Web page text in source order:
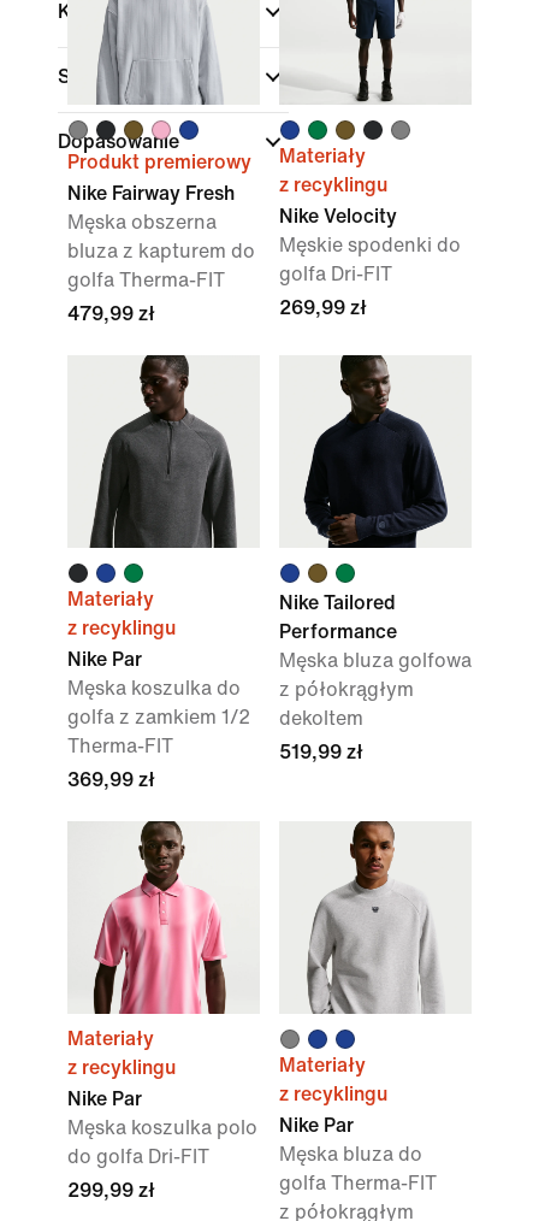
Kolor
Sporty (1)
Dopasowanie
Produkt premierowy
Nike Fairway Fresh
Męska obszerna
bluza z kapturem do
golfa Therma-FIT
479,99 zł
Materiały
z recyklingu
Nike Velocity
Męskie spodenki do
golfa Dri-FIT
269,99 zł
Materiały
z recyklingu
Nike Par
Męska koszulka do
golfa z zamkiem 1/2
Therma-FIT
369,99 zł
Nike Tailored
Performance
Męska bluza golfowa
z półokrągłym
dekoltem
519,99 zł
Materiały
z recyklingu
Nike Par
Męska koszulka polo
do golfa Dri-FIT
299,99 zł
Materiały
z recyklingu
Nike Par
Męska bluza do
golfa Therma-FIT
z półokrągłym